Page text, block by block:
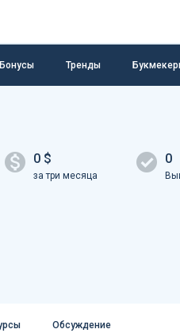
Бонусы Тренды
0 $
за три месяца
0
Обсуждение